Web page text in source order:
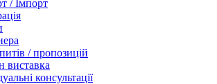
/ Імпорт
/ пропозицій
виставка
консультації